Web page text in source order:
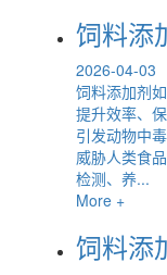
饲料添
2026-04-03
饲料添加剂
提升效率、
引发动物中
威胁人类食
检测、养...
More +
饲料添